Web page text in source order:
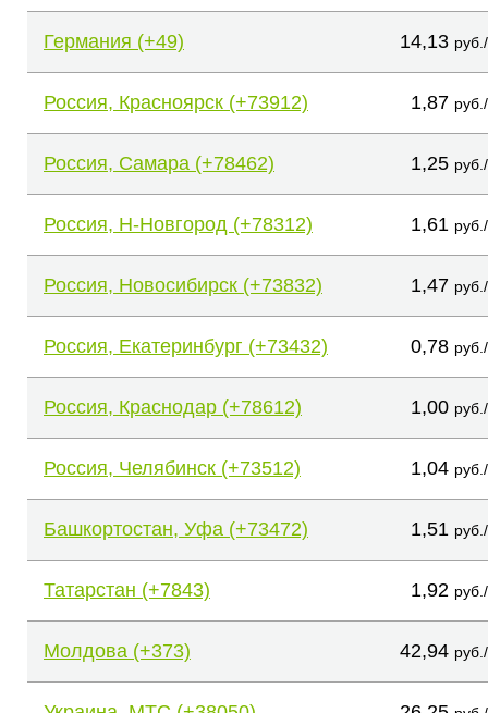
Германия (+49) 14,13
Россия, Красноярск (+73912) 1,87
Россия, Самара (+78462) 1,25
Россия, Н-Новгород (+78312) 1,61
Россия, Новосибирск (+73832) 1,47
Россия, Екатеринбург (+73432) 0,78
Россия, Краснодар (+78612) 1,00
Россия, Челябинск (+73512) 1,04
Башкортостан, Уфа (+73472) 1,51
Татарстан (+7843) 1,92
Молдова (+373) 42,94